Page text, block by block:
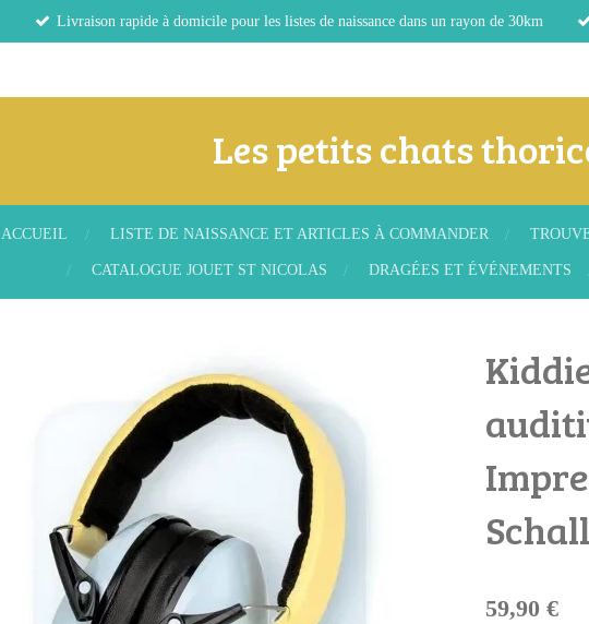
Livraison rapide à domicile pour les listes de naissance dans un rayon de 30km
Les petits chats
ACCUEIL LISTE DE NAISSANCE ET ARTICLES À COMMANDER
CATALOGUE JOUET ST NICOLAS DRAGÉES ET ÉVÉNEMENTS
59,90 €